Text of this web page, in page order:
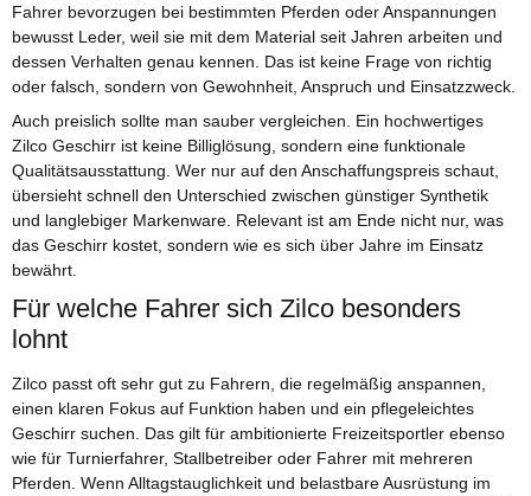
Fahrer bevorzugen bei bestimmten Pferden oder Anspannungen
bewusst Leder, weil sie mit dem Material seit Jahren arbeiten und
dessen Verhalten genau kennen. Das ist keine Frage von richtig
oder falsch, sondern von Gewohnheit, Anspruch und Einsatzzweck.
Auch preislich sollte man sauber vergleichen. Ein hochwertiges
Zilco Geschirr ist keine Billiglösung, sondern eine funktionale
Qualitätsausstattung. Wer nur auf den Anschaffungspreis schaut,
übersieht schnell den Unterschied zwischen günstiger Synthetik
und langlebiger Markenware. Relevant ist am Ende nicht nur, was
das Geschirr kostet, sondern wie es sich über Jahre im Einsatz
bewährt.
Für welche Fahrer sich Zilco besonders
lohnt
Zilco passt oft sehr gut zu Fahrern, die regelmäßig anspannen,
einen klaren Fokus auf Funktion haben und ein pflegeleichtes
Geschirr suchen. Das gilt für ambitionierte Freizeitsportler ebenso
wie für Turnierfahrer, Stallbetreiber oder Fahrer mit mehreren
Pferden. Wenn Alltagstauglichkeit und belastbare Ausrüstung im